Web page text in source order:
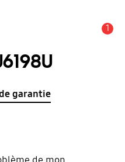
1
garantie